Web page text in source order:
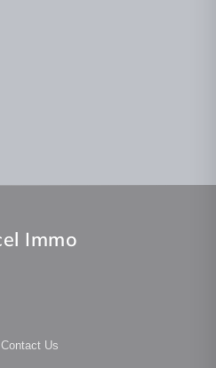
Immo
Contact Us